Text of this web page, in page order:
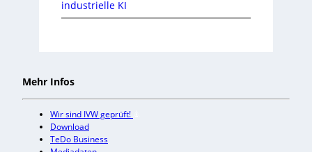
industrielle KI
Mehr Infos
Wir sind IVW geprüft!
Download
TeDo Business